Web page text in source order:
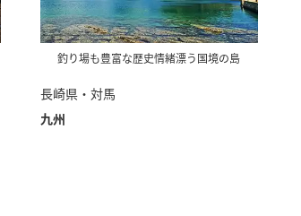
釣り場も豊富な歴史情緒漂う国境の島
長崎県・対馬
九州